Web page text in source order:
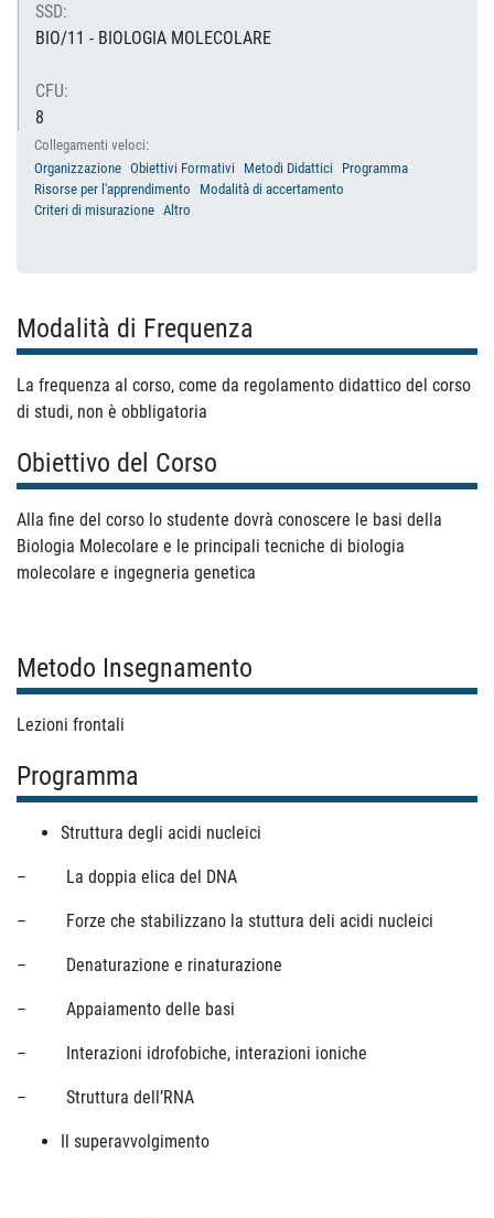
SSD:
BIO/11 - BIOLOGIA MOLECOLARE
CFU:
8
Collegamenti veloci:
Organizzazione Obiettivi Formativi Metodi Didattici
Programma
Risorse per l'apprendimento
Modalità di accertamento
Criteri di misurazione Altro
Modalità di Frequenza
La frequenza al corso, come da regolamento didattico del corso
di studi, non è obbligatoria
Obiettivo del Corso
Alla fine del corso lo studente dovrà conoscere le basi della
Biologia Molecolare e le principali tecniche di biologia
molecolare e ingegneria genetica
Metodo Insegnamento
Lezioni frontali
Programma
Struttura degli acidi nucleici
– La doppia elica del DNA
– Forze che stabilizzano la stuttura deli acidi nucleici
– Denaturazione e rinaturazione
– Appaiamento delle basi
– Interazioni idrofobiche, interazioni ioniche
– Struttura dell’RNA
Il superavvolgimento